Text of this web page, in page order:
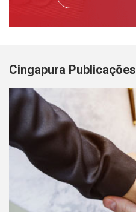
Cingapura Publicações